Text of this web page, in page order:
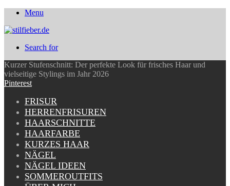
Menu
Search for
Kurzer Stufenschnitt: Der perfekte Look für frisches Haar und
vielseitige Stylings im Jahr 2026
Pinterest
FRISUR
HERRENFRISUREN
HAARSCHNITTE
HAARFARBE
KURZES HAAR
NÄGEL
NÄGEL IDEEN
SOMMEROUTFITS